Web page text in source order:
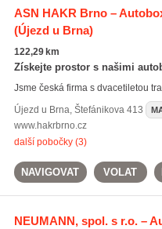
ASN HAKR Brno –
(Újezd u Brna)
122,29 km
Získejte prostor s našimi
Jsme česká firma s dvacetiletou
Újezd u Brna, Štefánikova 413
www.hakrbrno.cz
další pobočky (3)
NAVIGOVAT VOLAT
NEUMANN, spol. s r.o. –